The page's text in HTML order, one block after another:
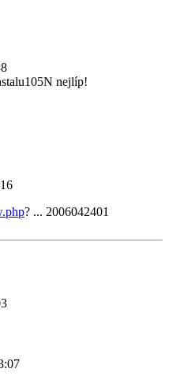
nejlíp!
? ... 2006042401